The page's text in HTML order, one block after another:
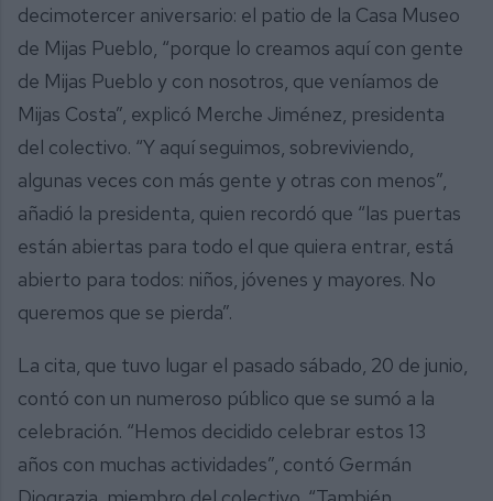
decimotercer aniversario: el patio de la Casa Museo
de Mijas Pueblo, “porque lo creamos aquí con gente
de Mijas Pueblo y con nosotros, que veníamos de
Mijas Costa”, explicó Merche Jiménez, presidenta
del colectivo. “Y aquí seguimos, sobreviviendo,
algunas veces con más gente y otras con menos”,
añadió la presidenta, quien recordó que “las puertas
están abiertas para todo el que quiera entrar, está
abierto para todos: niños, jóvenes y mayores. No
queremos que se pierda”.
La cita, que tuvo lugar el pasado sábado, 20 de junio,
contó con un numeroso público que se sumó a la
celebración. “Hemos decidido celebrar estos 13
años con muchas actividades”, contó Germán